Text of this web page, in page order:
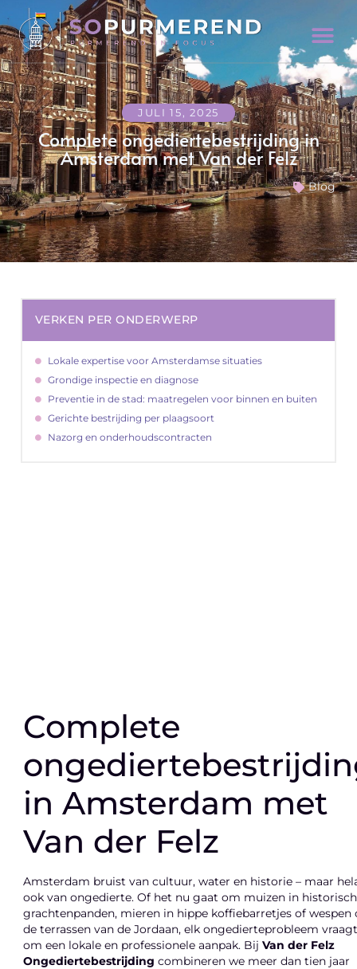
JULI 15, 2025
Complete ongediertebestrijding in
Amsterdam met Van der Felz
Blog
Complete
in Amsterdam met
Van der Felz
Amsterdam bruist van cultuur, water en historie – maar
ook van ongedierte. Of het nu gaat om muizen in
grachtenpanden, mieren in hippe koffiebarretjes of wespen
de terrassen van de Jordaan, elk ongedierteprobleem
om een lokale en professionele aanpak. BijVan der Felz
Ongediertebestrijding combineren we meer dan tien jaar
VERKEN PER ONDERWERP
Lokale expertise voor Amsterdamse situaties
Grondige inspectie en diagnose
Preventie in de stad: maatregelen voor binnen en buiten
Gerichte bestrijding per plaagsoort
Nazorg en onderhoudscontracten